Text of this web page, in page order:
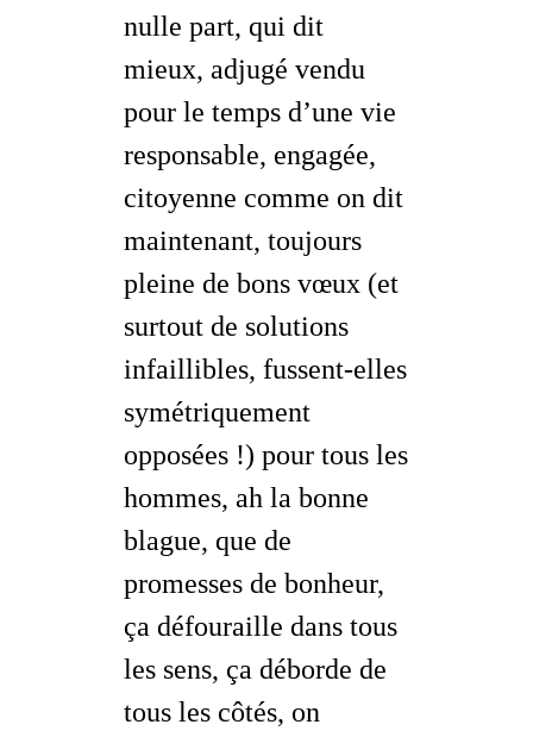
nulle part, qui dit
mieux, adjugé vendu
pour le temps d’une vie
responsable, engagée,
citoyenne comme on dit
maintenant, toujours
pleine de bons vœux (et
surtout de solutions
infaillibles, fussent-elles
symétriquement
opposées !) pour tous les
hommes, ah la bonne
blague, que de
promesses de bonheur,
ça défouraille dans tous
les sens, ça déborde de
tous les côtés, on